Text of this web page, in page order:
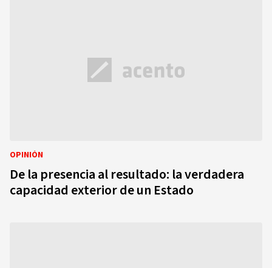
OPINIÓN
De la presencia al resultado: la verdadera
capacidad exterior de un Estado